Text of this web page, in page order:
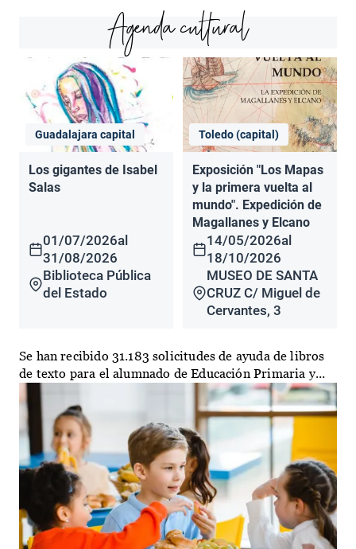
Agenda cultural
Guadalajara capital
Los gigantes de Isabel
Salas
01/07/2026al
31/08/2026
Biblioteca Pública
del Estado
Toledo (capital)
Exposición "Los Mapas
y la primera vuelta al
mundo". Expedición de
Magallanes y Elcano
14/05/2026al
18/10/2026
MUSEO DE SANTA
CRUZ C/ Miguel de
Cervantes, 3
Se han recibido 31.183 solicitudes de ayuda de libros
de texto para el alumnado de Educación Primaria y...